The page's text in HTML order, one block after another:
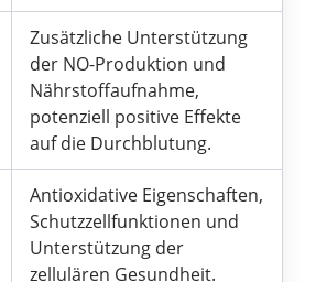
Zusätzliche Unterstützung
der NO-Produktion und
Nährstoffaufnahme,
potenziell positive Effekte
auf die Durchblutung.
Antioxidative Eigenschaften,
Schutzzellfunktionen und
Unterstützung der
zellulären Gesundheit.